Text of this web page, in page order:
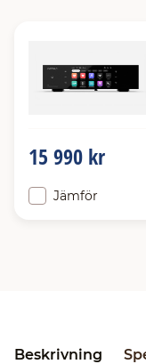
15 990 kr
Jämför
Beskrivning